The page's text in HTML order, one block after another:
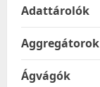
Adattárolók
Aggregátorok
Ágvágók